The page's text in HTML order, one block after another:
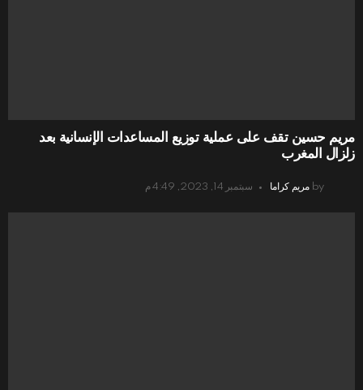
مريم حسين تقف على عملية توزيع المساعدات الإنسانية بعد
زلزال المغرب
by مريم كراما سبتمبر 14, 2023, 4:49 م